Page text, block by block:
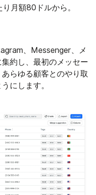
り月額80ドルから。
、Messenger、メ
約し、最初のメッセー
らゆる顧客とのやり取
にします。